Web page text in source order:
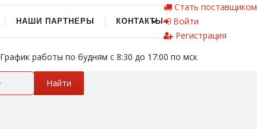
НАШИ ПАРТНЕРЫ КОНТАКТЫ
Стать поставщиком
Войти
Регистрация
График работы по будням с 8:30 до 17:00 по мск
Найти